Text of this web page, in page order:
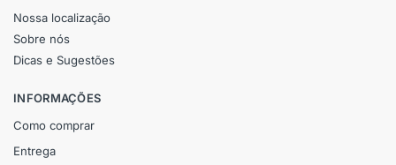
Nossa localização
Sobre nós
Dicas e Sugestões
INFORMAÇÕES
Como comprar
Entrega